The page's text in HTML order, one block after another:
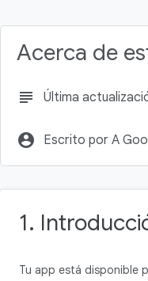
Acerca de
subject Última
account_circle Escrito por A
1.
Tu app está disponible